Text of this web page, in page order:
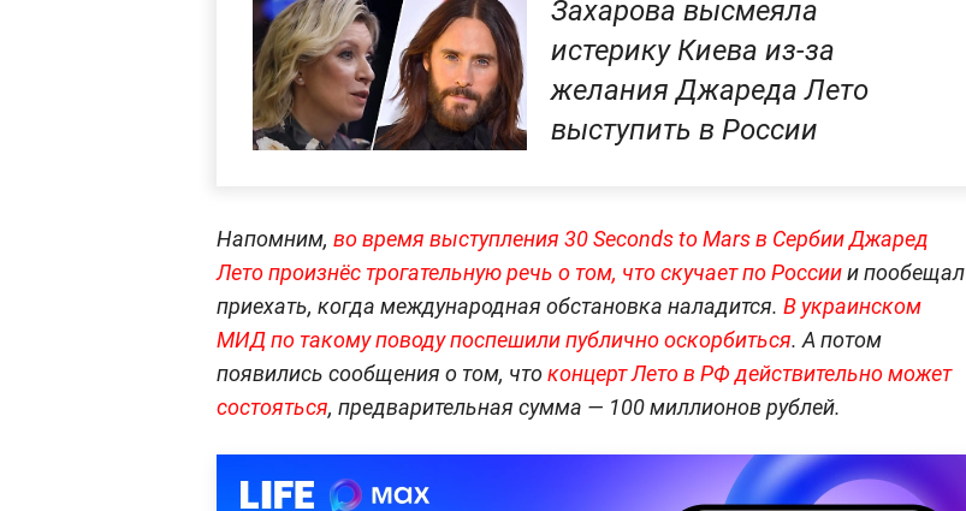
Захарова высмеяла
истерику Киева из-за
желания Джареда Лето
выступить в России
Напомним, во время выступления 30 Seconds to Mars в Сербии Джаред
Лето произнёс трогательную речь о том, что скучает по Россиии пообещал
приехать, когда международная обстановка наладится. В украинском
МИД по такому поводу поспешили публично оскорбиться. А потом
появились сообщения о том, чтоконцерт Лето в РФ действительно может
состояться, предварительная сумма — 100 миллионов рублей.